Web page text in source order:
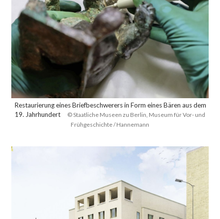
Restaurierung eines Briefbeschwerers in Form eines Bären aus dem
19. Jahrhundert
© Staatliche Museen zu Berlin, Museum für Vor- und
Frühgeschichte / Hannemann